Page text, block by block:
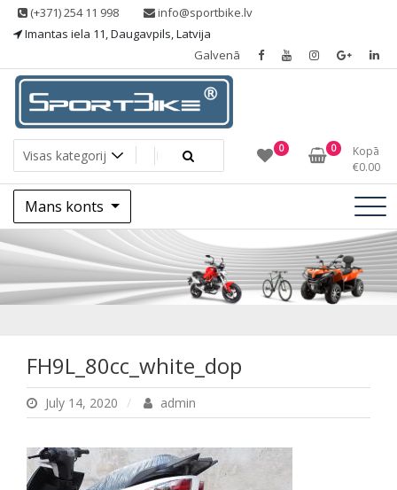
Skip (+371) 254 11 998
info@sportbike.lv
Imantas iela 11, Daugavpils, Latvija
Galvenā
Sportbike
Sporting goods 0 0
Kopā
€0.00
Mans konts
FH9L_80cc_white_dop
July 14, 2020 admin